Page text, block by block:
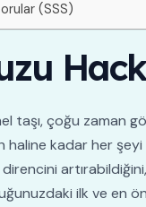
(SSS)
taşı, çoğu zaman
haline kadar her
direncini
ilk ve en